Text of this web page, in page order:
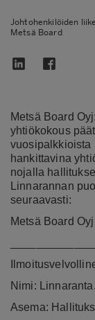
Johtohenkilöiden
Metsä Board
Metsä Board
yhtiökokous
vuosipalkkioista
hankittavina
nojalla
Linnarannan
seuraavasti:
Metsä Board
Nimi:
Asema: